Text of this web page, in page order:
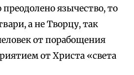
язычество, то
а не Творцу, так
от порабощения
от Христа «света